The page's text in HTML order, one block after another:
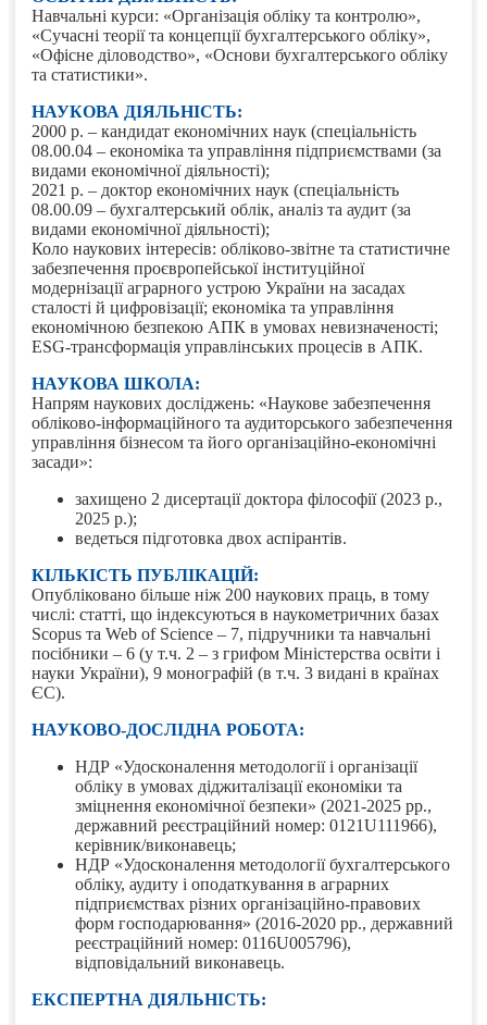
Навчальні курси: «Організація обліку та контролю»,
«Сучасні теорії та концепції бухгалтерського обліку»,
«Офісне діловодство», «Основи бухгалтерського обліку
та статистики».
НАУКОВА ДІЯЛЬНІСТЬ:
2000 р. – кандидат економічних наук (спеціальність
08.00.04 – економіка та управління підприємствами (за
видами економічної діяльності);
2021 р. – доктор економічних наук (спеціальність
08.00.09 – бухгалтерський облік, аналіз та аудит (за
видами економічної діяльності);
Коло наукових інтересів: обліково-звітне та статистичне
забезпечення проєвропейської інституційної
модернізації аграрного устрою України на засадах
сталості й цифровізації; економіка та управління
економічною безпекою АПК в умовах невизначеності;
ESG-трансформація управлінських процесів в АПК.
НАУКОВА ШКОЛА:
Напрям наукових досліджень: «Наукове забезпечення
обліково-інформаційного та аудиторського забезпечення
управління бізнесом та його організаційно-економічні
засади»:
захищено 2 дисертації доктора філософії (2023 р.,
2025 р.);
ведеться підготовка двох аспірантів.
КІЛЬКІСТЬ ПУБЛІКАЦІЙ:
Опубліковано більше ніж 200 наукових праць, в тому
числі: статті, що індексуються в наукометричних базах
Scopus та Web of Science – 7, підручники та навчальні
посібники – 6 (у т.ч. 2 – з грифом Міністерства освіти і
науки України), 9 монографій (в т.ч. 3 видані в країнах
ЄС).
НАУКОВО-ДОСЛІДНА РОБОТА:
НДР «Удосконалення методології і організації
обліку в умовах діджиталізації економіки та
зміцнення економічної безпеки» (2021-2025 рр.,
державний реєстраційний номер: 0121U111966),
керівник/виконавець;
НДР «Удосконалення методології бухгалтерського
обліку, аудиту і оподаткування в аграрних
підприємствах різних організаційно-правових
форм господарювання» (2016-2020 рр., державний
реєстраційний номер: 0116U005796),
відповідальний виконавець.
ЕКСПЕРТНА ДІЯЛЬНІСТЬ: